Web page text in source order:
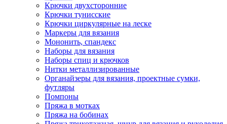
Крючки двухсторонние
Крючки тунисские
Крючки циркулярные на леске
Маркеры для вязания
Мононить, спандекс
Наборы для вязания
Наборы спиц и крючков
Нитки металлизированные
Органайзеры для вязания, проектные сумки,
футляры
Помпоны
Пряжа в мотках
Пряжа на бобинах